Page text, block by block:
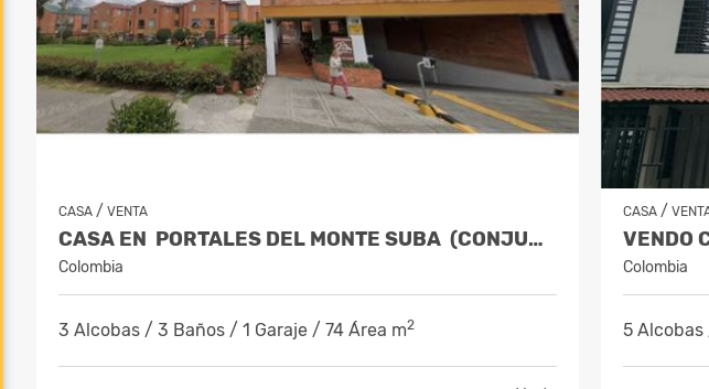
CASA / VENTA
CASA EN PORTALES DEL MONTE SUBA (CONJUNTO BACATA RESERVADO)
Colombia
3 Alcobas / 3 Baños / 1 Garaje / 74 Área m2
CASA /
Colombia
5